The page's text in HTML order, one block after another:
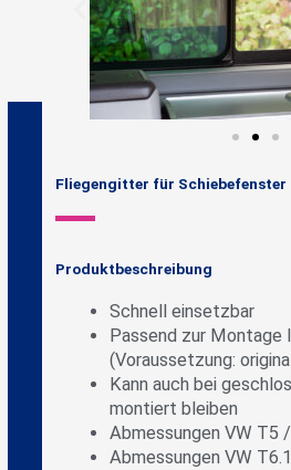
Fliegengitter für Schiebefenster
Produktbeschreibung
Schnell einsetzbar
Passend zur Montage
(Voraussetzung:
Kann auch bei
montiert bleiben
Abmessungen VW T5
Abmessungen VW